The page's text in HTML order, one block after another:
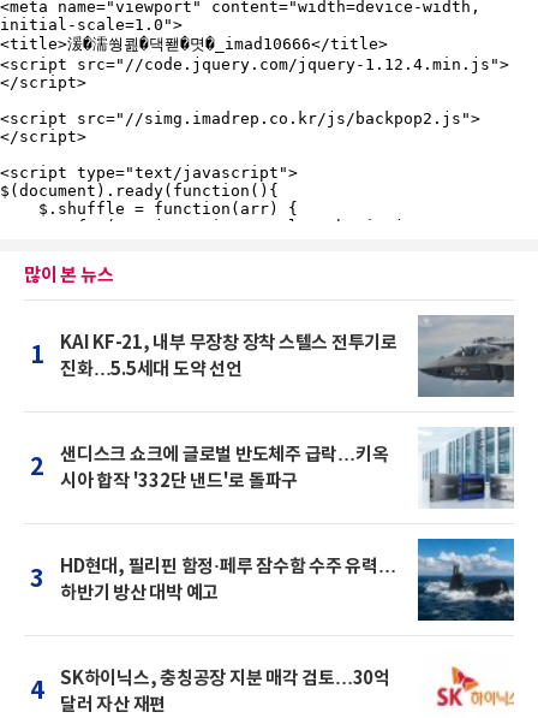
많이 본 뉴스
1
KAI KF-21, 내부 무장창 장착 스텔스 전투기로
진화…5.5세대 도약 선언
2
샌디스크 쇼크에 글로벌 반도체주 급락…키옥
시아 합작 '332단 낸드'로 돌파구
3
HD현대, 필리핀 함정·페루 잠수함 수주 유력…
하반기 방산 대박 예고
4
SK하이닉스, 충칭공장 지분 매각 검토…30억
달러 자산 재편